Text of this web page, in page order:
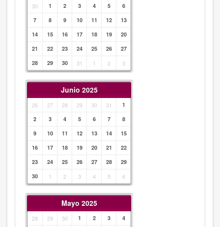
30 1 2 3 4 5
6
7
8 9 10 11 12
13
14
15 16 17 18 19
20
21
22 23 24 25 26
27
28
29 30 31 1 2 3
Junio 2025
26 27 28 29 30 31
1
2
3 4 5 6 7
8
9
10 11 12 13 14
15
16
17 18 19 20 21
22
23
24 25 26 27 28
29
30
1 2 3 4 5 6
Mayo 2025
28 29 30 1 2 3 4